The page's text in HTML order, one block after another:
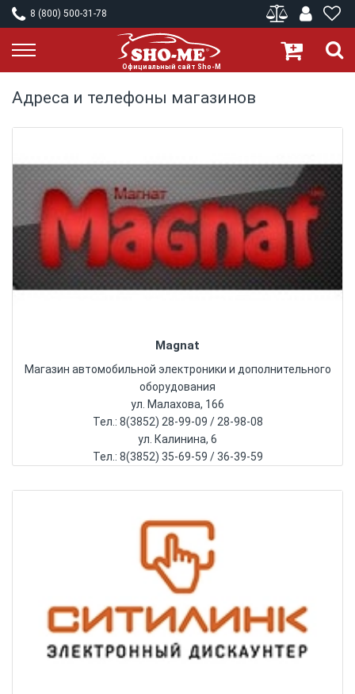
8 (800) 500-31-78
Адреса и телефоны магазинов
Magnat
Магазин автомобильной электроники и дополнительного
оборудования
ул. Малахова, 166
Тел.: 8(3852) 28-99-09 / 28-98-08
ул. Калинина, 6
Тел.: 8(3852) 35-69-59 / 36-39-59